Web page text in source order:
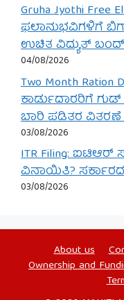
Gruha Jyothi Free
ಫಲಾನುಭವಿಗಳಿಗೆ ಬಿಗ್
ಉಚಿತ ವಿದ್ಯುತ್
04/08/2026
Two Month
ಕಾರ್ಡುದಾರರಿಗೆ
ಬಾರಿ ಪಡಿತರ ವಿತರಣೆ
03/08/2026
ITR Filing:
ವಿನಾಯಿತಿ?
03/08/2026
About us
Ownership and